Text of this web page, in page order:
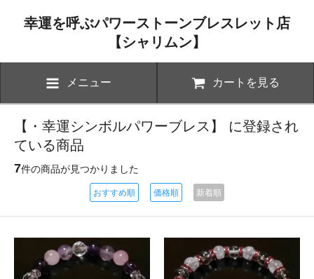
幸運を呼ぶパワーストーンブレスレット店
【シャリムン】
メニュー カートを見る
【・幸運シンボルパワーブレス】 に登録され
ている商品
7件の商品が見つかりました
おすすめ順 価格順 新着順